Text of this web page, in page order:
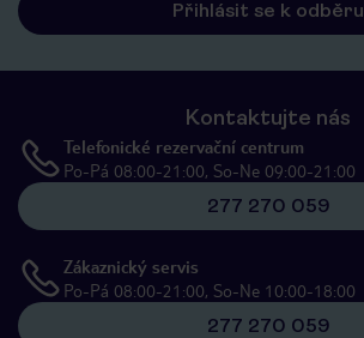
Přihlásit se k odběru
Kontaktujte nás
Telefonické rezervační centrum
Po-Pá 08:00-21:00, So-Ne 09:00-21:00
277 270 059
Zákaznický servis
Po-Pá 08:00-21:00, So-Ne 10:00-18:00
277 270 059